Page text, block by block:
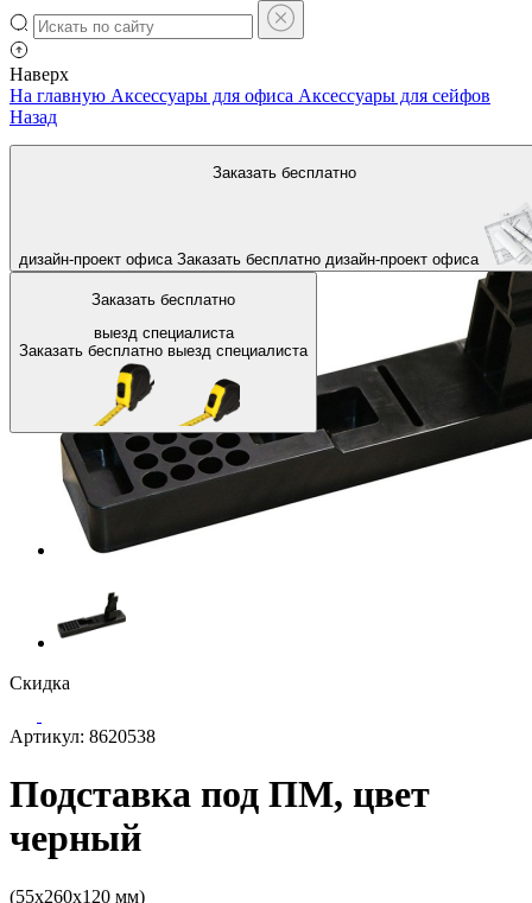
Наверх
Заказать бесплатно
дизайн-проект офиса Заказать бесплатно дизайн-проект офиса
Заказать бесплатно
выезд специалиста
Заказать бесплатно выезд специалиста
На главную Аксессуары для офиса Аксессуары для сейфов
Назад
Скидка
Артикул: 8620538
Подставка под ПМ, цвет
черный
(55x260x120 мм)